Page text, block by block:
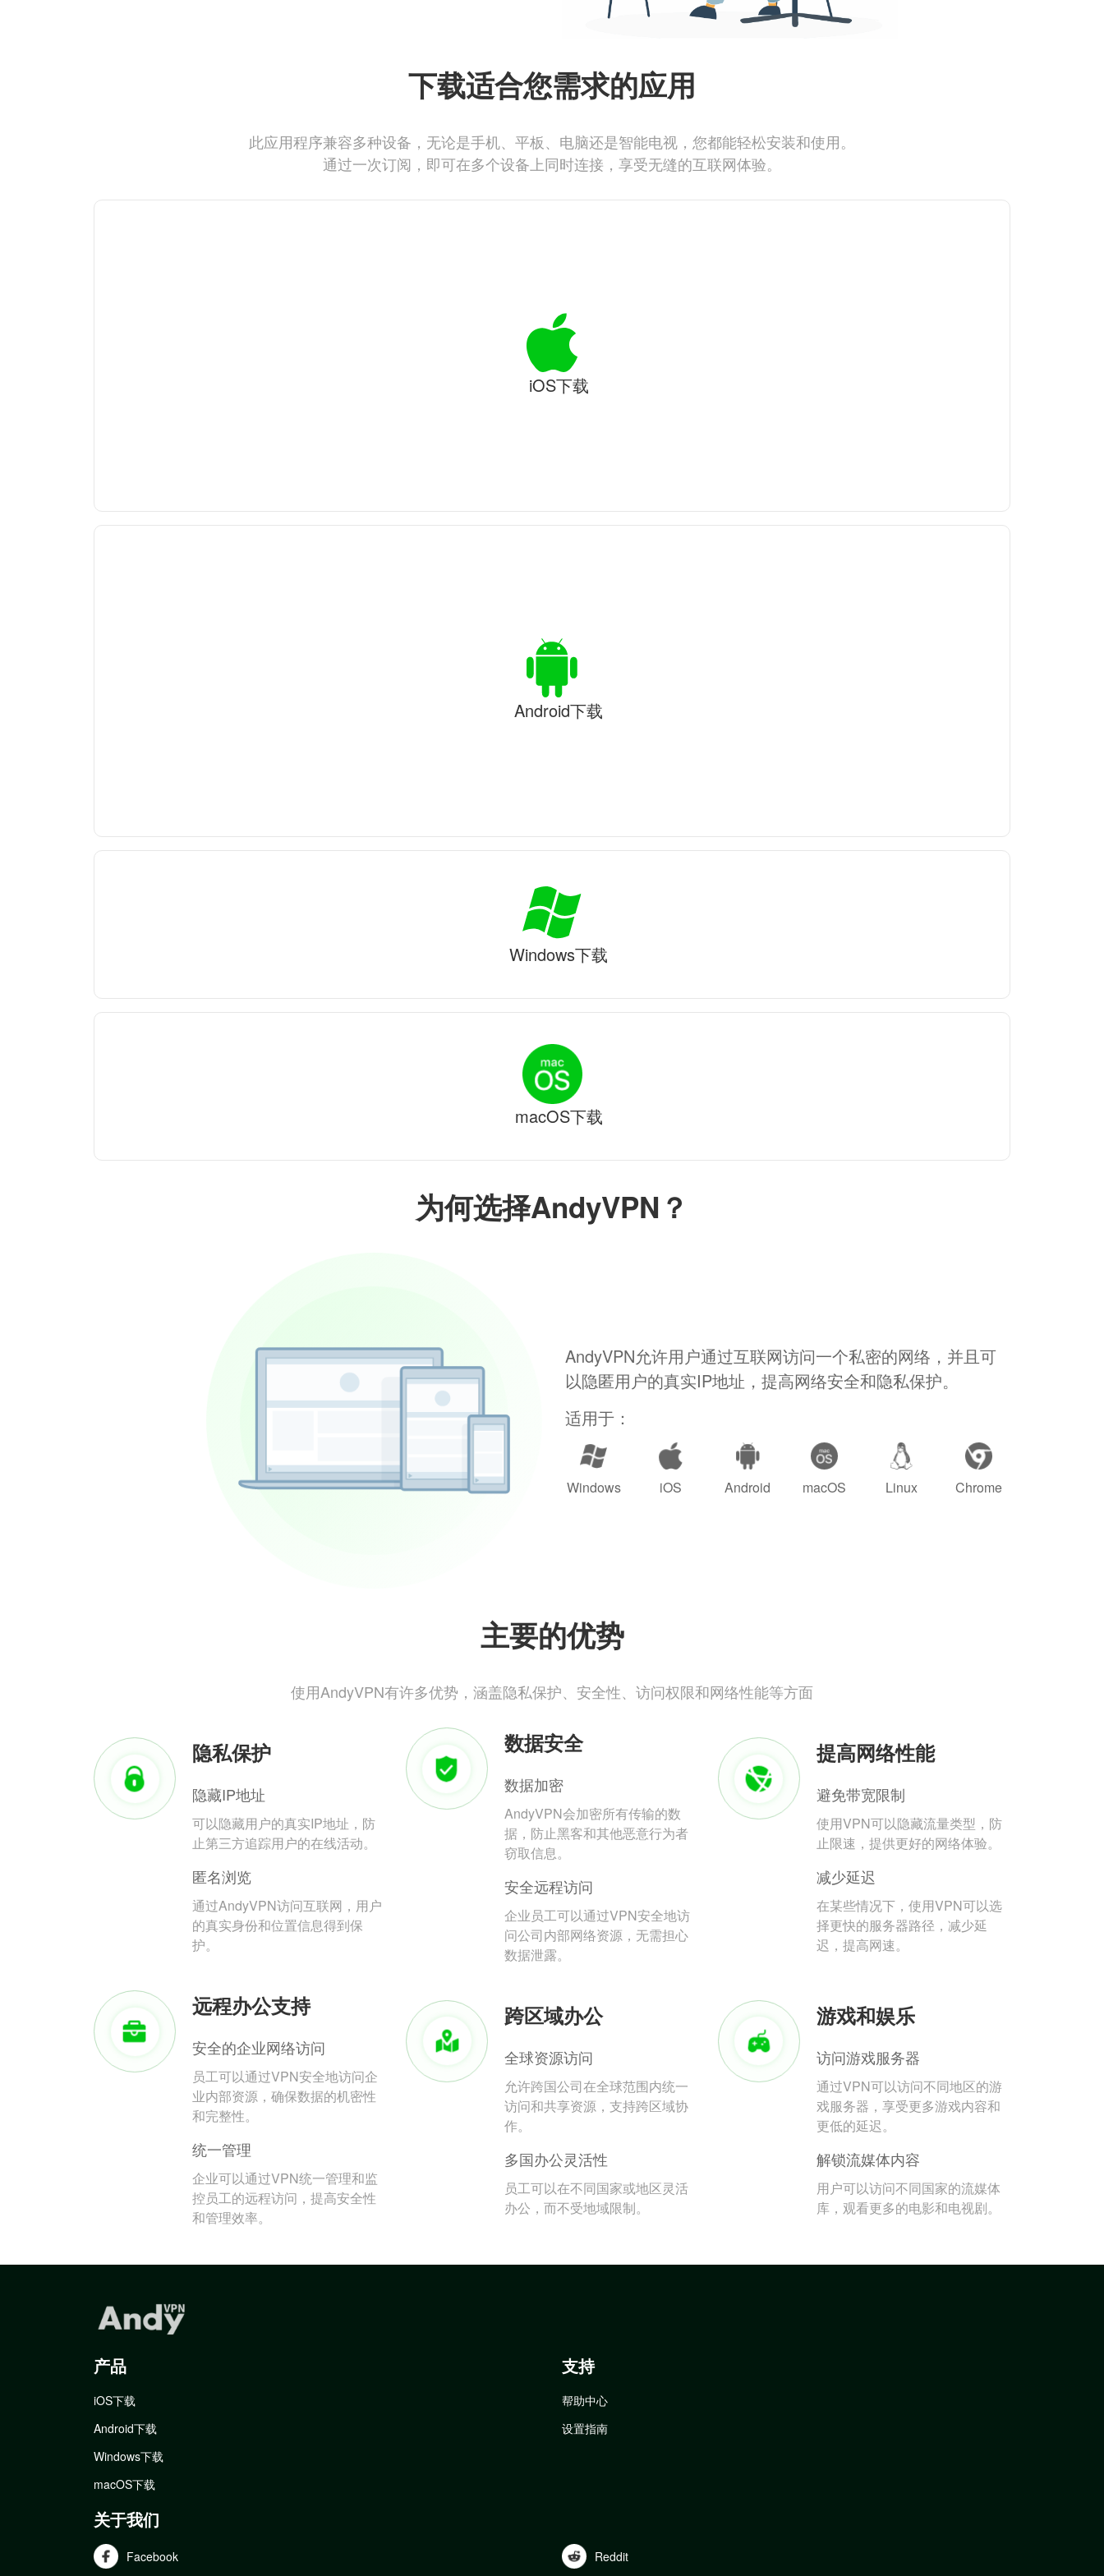
为何选择AndyVPN？
AndyVPN允许用户通过互联网访问一个私密的网络，并且可
以隐匿用户的真实IP地址，提高网络安全和隐私保护。
适用于：
Windows iOS Android macOS Linux Chrome
主要的优势
使用AndyVPN有许多优势，涵盖隐私保护、安全性、访问权限和网络性能等方面
隐私保护
隐藏IP地址
可以隐藏用户的真实IP地址，防
止第三方追踪用户的在线活动。
匿名浏览
通过AndyVPN访问互联网，用户
的真实身份和位置信息得到保
护。
数据安全
数据加密
AndyVPN会加密所有传输的数
据，防止黑客和其他恶意行为者
窃取信息。
安全远程访问
企业员工可以通过VPN安全地访
问公司内部网络资源，无需担心
数据泄露。
提高网络性能
避免带宽限制
使用VPN可以隐藏流量类型，防
止限速，提供更好的网络体验。
减少延迟
在某些情况下，使用VPN可以选
择更快的服务器路径，减少延
迟，提高网速。
远程办公支持
安全的企业网络访问
员工可以通过VPN安全地访问企
业内部资源，确保数据的机密性
和完整性。
统一管理
企业可以通过VPN统一管理和监
控员工的远程访问，提高安全性
和管理效率。
跨区域办公
全球资源访问
允许跨国公司在全球范围内统一
访问和共享资源，支持跨区域协
作。
多国办公灵活性
员工可以在不同国家或地区灵活
办公，而不受地域限制。
游戏和娱乐
访问游戏服务器
通过VPN可以访问不同地区的游
戏服务器，享受更多游戏内容和
更低的延迟。
解锁流媒体内容
用户可以访问不同国家的流媒体
库，观看更多的电影和电视剧。
下载适合您需求的应用
此应用程序兼容多种设备，无论是手机、平板、电脑还是智能电视，您都能轻松安装和使用。
通过一次订阅，即可在多个设备上同时连接，享受无缝的互联网体验。
iOS下载
Android下载
Windows下载
macOS下载
产品
iOS下载
Android下载
Windows下载
macOS下载
支持
帮助中心
设置指南
关于我们
Facebook Reddit